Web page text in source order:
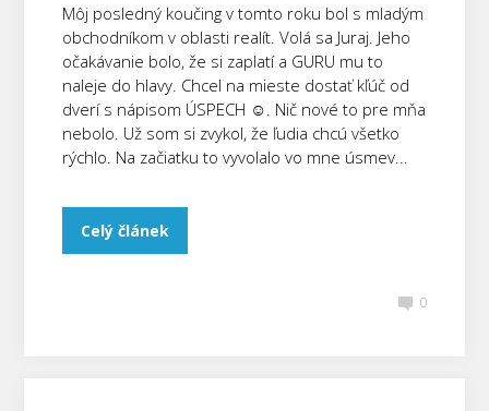
Môj posledný koučing v tomto roku bol s mladým
obchodníkom v oblasti realít. Volá sa Juraj. Jeho
očakávanie bolo, že si zaplatí a GURU mu to
naleje do hlavy. Chcel na mieste dostať kľúč od
dverí s nápisom ÚSPECH ☺. Nič nové to pre mňa
nebolo. Už som si zvykol, že ľudia chcú všetko
rýchlo. Na začiatku to vyvolalo vo mne úsmev...
Celý článek
0